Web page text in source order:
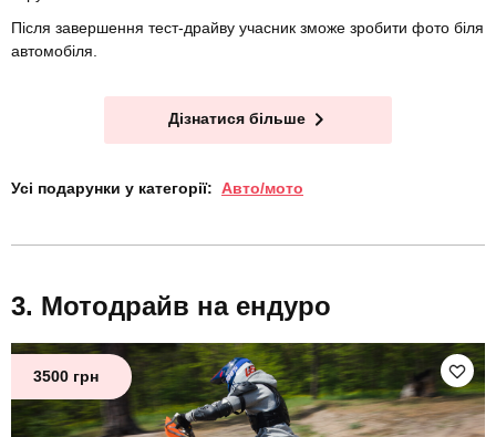
Після завершення тест-драйву учасник зможе зробити фото біля
автомобіля.
Дізнатися більше
Усі подарунки у категорії: Авто/мото
Мотодрайв на ендуро
3500 грн